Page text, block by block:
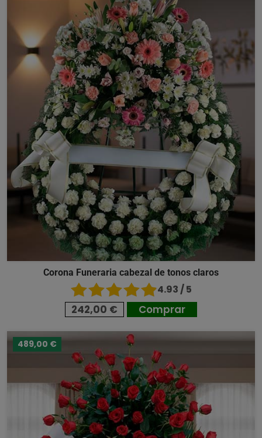
Corona Funeraria cabezal de tonos claros
4.93 / 5
242,00 € Comprar
489,00 €